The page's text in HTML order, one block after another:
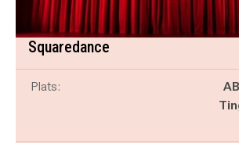
Squaredance
Plats: